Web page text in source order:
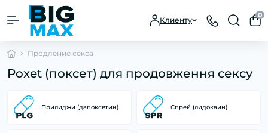
Клиенту
0
Продление секса
Poxet (поксет) для продовження сексу
Прилиджи (дапоксетин) Спрей (лидокаин)